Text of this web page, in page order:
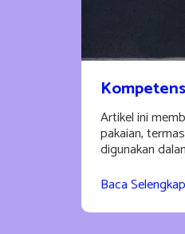
Artikel ini
pakaian,
digunakan
Baca